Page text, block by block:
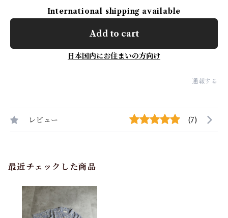
International shipping available
Add to cart
日本国内にお住まいの方向け
通報する
レビュー (7)
最近チェックした商品